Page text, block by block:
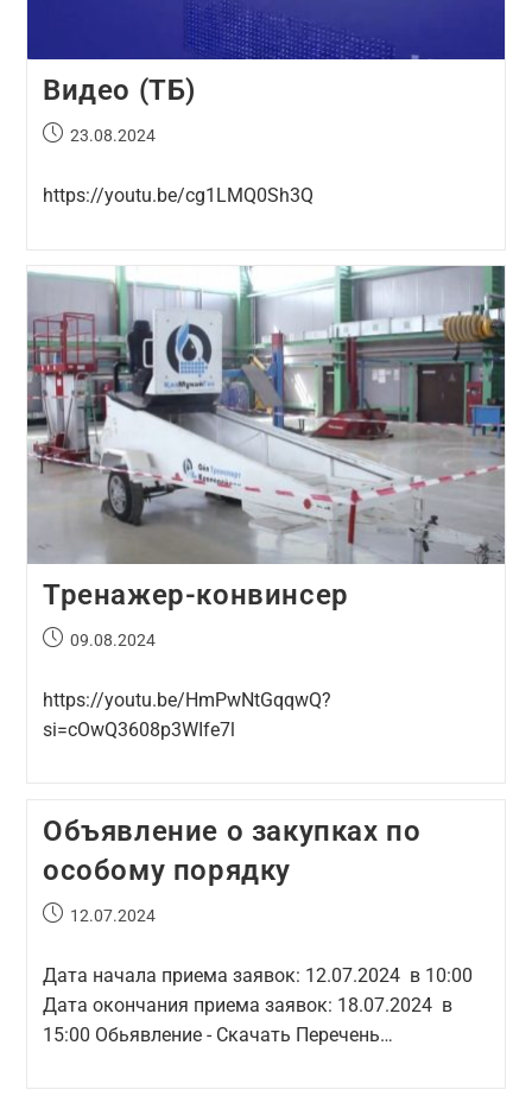
Видео (ТБ)
23.08.2024
https://youtu.be/cg1LMQ0Sh3Q
Тренажер-конвинсер
09.08.2024
https://youtu.be/HmPwNtGqqwQ?
si=cOwQ3608p3WIfe7l
Объявление о закупках по
особому порядку
12.07.2024
Дата начала приема заявок: 12.07.2024 в 10:00
Дата окончания приема заявок: 18.07.2024 в
15:00 Обьявление - Скачать Перечень…